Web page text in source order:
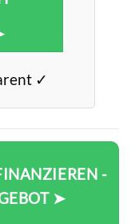
✓
-
➤